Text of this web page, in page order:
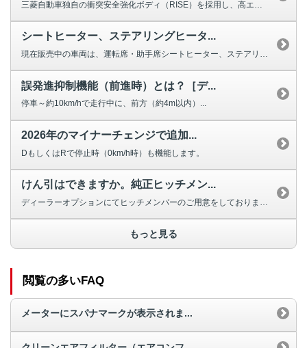
シートヒーター、ステアリングヒータ...
現在販売中の車両は、運転席・助手席シートヒーター、ステアリングヒーターの設...
誤発進抑制機能（前進時）とは？［デ...
停車～約10km/hで走行中に、前方（約4m以内）...
2026年のマイナーチェンジで追加...
DもしくはRで停止時（0km/h時）も機能します。
けん引はできますか。純正ヒッチメン...
ディーラーオプションにてヒッチメンバーのご用意をしております。(最大けん引...
もっと見る
閲覧の多いFAQ
メーターにスパナマークが表示されま...